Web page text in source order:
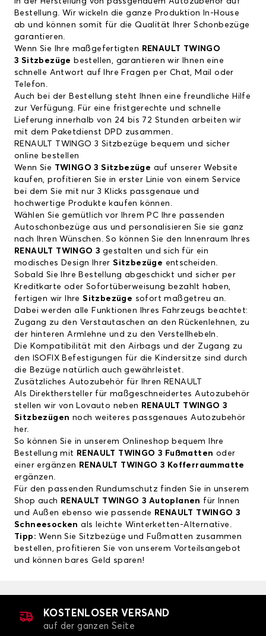
Bestellung. Wir wickeln die ganze Produktion In-House
ab und können somit für die Qualität Ihrer Schonbezüge
garantieren.
Wenn Sie Ihre maßgefertigten RENAULT TWINGO
3 Sitzbezüge bestellen, garantieren wir Ihnen eine
schnelle Antwort auf Ihre Fragen per Chat, Mail oder
Telefon.
Auch bei der Bestellung steht Ihnen eine freundliche Hilfe
zur Verfügung. Für eine fristgerechte und schnelle
Lieferung innerhalb von 24 bis 72 Stunden arbeiten wir
mit dem Paketdienst DPD zusammen.
RENAULT TWINGO 3 Sitzbezüge bequem und sicher
online bestellen
Wenn Sie TWINGO 3 Sitzbezüge auf unserer Website
kaufen, profitieren Sie in erster Linie von einem Service
bei dem Sie mit nur 3 Klicks passgenaue und
hochwertige Produkte kaufen können.
Wählen Sie gemütlich vor Ihrem PC Ihre passenden
Autoschonbezüge aus und personalisieren Sie sie ganz
nach Ihren Wünschen. So können Sie den Innenraum Ihres
RENAULT TWINGO 3 gestalten und sich für ein
modisches Design Ihrer Sitzbezüge entscheiden.
Sobald Sie Ihre Bestellung abgeschickt und sicher per
Kreditkarte oder Sofortüberweisung bezahlt haben,
fertigen wir IhreSitzbezüge sofort maßgetreu an.
Dabei werden alle Funktionen Ihres Fahrzeugs beachtet:
Zugang zu den Verstautaschen an den Rückenlehnen, zu
der hinteren Armlehne und zu den Verstellhebeln.
Die Kompatibilität mit den Airbags und der Zugang zu
den ISOFIX Befestigungen für die Kindersitze sind durch
die Bezüge natürlich auch gewährleistet.
Zusätzliches Autozubehör für Ihren RENAULT
Als Direkthersteller für maßgeschneidertes Autozubehör
stellen wir von Lovauto neben RENAULT TWINGO 3
Sitzbezügen noch weiteres passgenaues Autozubehör
her.
So können Sie in unserem Onlineshop bequem Ihre
Bestellung mit RENAULT TWINGO 3 Fußmatten oder
einer ergänzen RENAULT TWINGO 3 Kofferraummatte
ergänzen.
Für den passenden Rundumschutz finden Sie in unserem
Shop auch RENAULT TWINGO 3 Autoplanen für Innen
und Außen ebenso wie passende RENAULT TWINGO 3
Schneesocken als leichte Winterketten-Alternative.
Tipp: Wenn Sie Sitzbezüge und Fußmatten zusammen
bestellen, profitieren Sie von unserem Vorteilsangebot
und können bares Geld sparen!
KOSTENLOSER VERSAND
auf der ganzen Seite